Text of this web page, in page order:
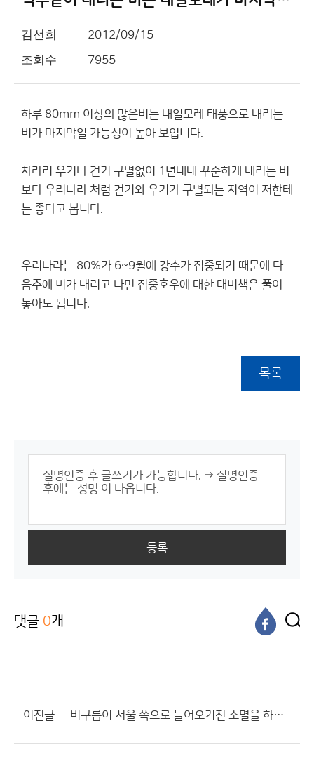
김선희 2012/09/15
조회수 7955
하루 80mm 이상의 많은비는 내일모레 태풍으로 내리는
비가 마지막일 가능성이 높아 보입니다.
차라리 우기나 건기 구별없이 1년내내 꾸준하게 내리는 비
보다 우리나라 처럼 건기와 우기가 구별되는 지역이 저한테
는 좋다고 봅니다.
우리나라는 80%가 6~9월에 강수가 집중되기 때문에 다
음주에 비가 내리고 나면 집중호우에 대한 대비책은 풀어
놓아도 됩니다.
목록
등록
댓글 0개
이전글 비구름이 서울 쪽으로 들어오기전 소멸을 하고 있네요... 이순옥님 조용하시네